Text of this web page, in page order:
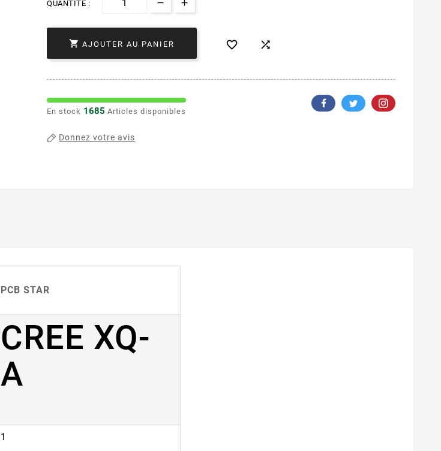
QUANTITÉ :
 AJOUTER AU PANIER  
En stock 1685 Articles disponibles
Donnez votre avis
PCB STAR
CREE XQ-
A
1